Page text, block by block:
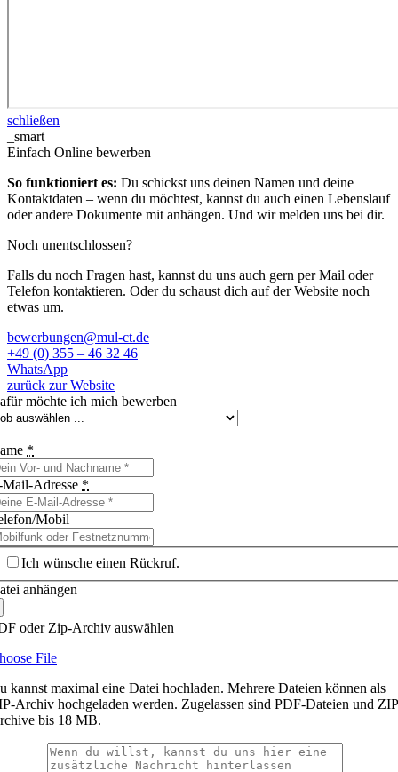
schließen
_smart
Einfach Online bewerben
So funktioniert es: Du schickst uns deinen Namen und deine
Kontaktdaten – wenn du möchtest, kannst du auch einen Lebenslauf
oder andere Dokumente mit anhängen. Und wir melden uns bei dir.
Noch unentschlossen?
Falls du noch Fragen hast, kannst du uns auch gern per Mail oder
Telefon kontaktieren. Oder du schaust dich auf der Website noch
etwas um.
bewerbungen@mul-ct.de
+49 (0) 355 – 46 32 46
WhatsApp
zurück zur Website
möchte ich mich bewerben
*
Adresse *
Mobil
Ich wünsche einen Rückruf.
anhängen
oder Zip-Archiv auswählen
File
kannst maximal eine Datei hochladen. Mehrere Dateien können als
Archiv hochgeladen werden. Zugelassen sind PDF-Dateien und
bis 18 MB.